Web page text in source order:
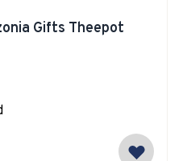
Gifts Theepot